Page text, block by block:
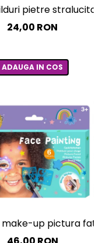
Brush, set 10
pietre
24,00 RON
ADAUGA IN COS
make-up pictura